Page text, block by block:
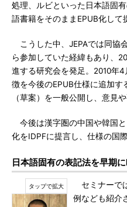
処理、ルビといった日本語固
語書籍をそのままEPUB化して
こうした中、JEPAでは同協
ら参加していた経緯もあり、
進する研究会を発足。2010年
徴を今後のEPUB仕様に追加す
（草案）を一般公開し、意見
今後は漢字圏の中国や韓国
化をIDPFに提言し、仕様の国
日本語固有の表記法を早期
セミナーで
例なども紹介